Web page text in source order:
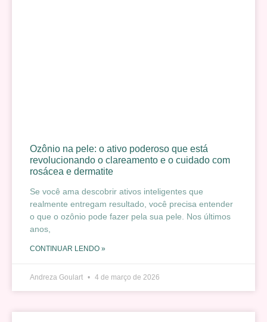
Ozônio na pele: o ativo poderoso que está
revolucionando o clareamento e o cuidado com
rosácea e dermatite
Se você ama descobrir ativos inteligentes que
realmente entregam resultado, você precisa entender
o que o ozônio pode fazer pela sua pele. Nos últimos
anos,
CONTINUAR LENDO »
Andreza Goulart 4 de março de 2026